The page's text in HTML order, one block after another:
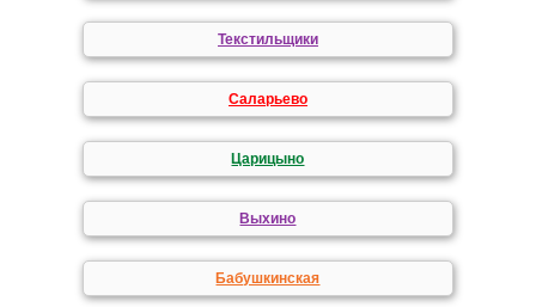
Текстильщики
Саларьево
Царицыно
Выхино
Бабушкинская